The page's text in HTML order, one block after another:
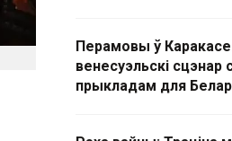
Перамовы ў
венесуэльскі сцэнар
прыкладам для